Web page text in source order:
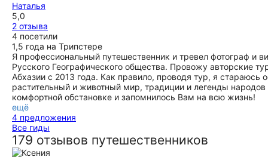
Наталья
5,0
2 отзыва
4 посетили
1,5 года на Трипстере
Я профессиональный путешественник и тревел фотограф и
Русского Географического общества. Провожу авторские
Абхазии с 2013 года. Как правило, проводя тур, я стараюсь
растительный и животный мир, традиции и легенды
комфортной обстановке и запомнилось Вам на всю жизнь!
ещё
4 предложения
Все гиды
179 отзывов путешественников